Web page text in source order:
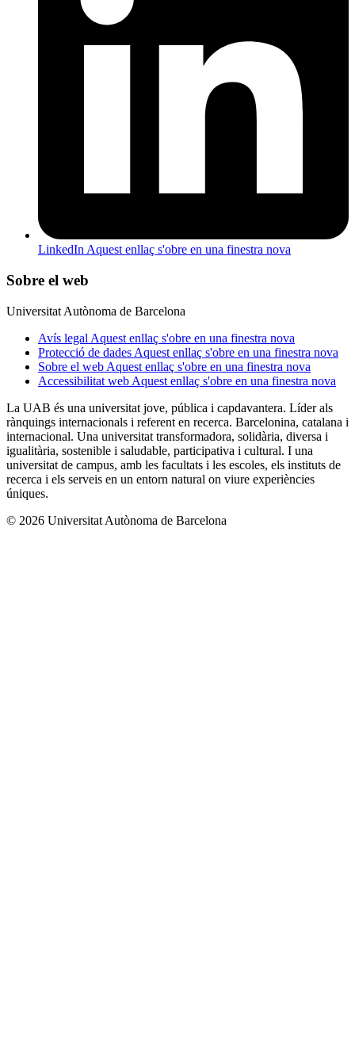
LinkedInAquest enllaç s'obre en una finestra nova
Sobre el web
Universitat Autònoma de Barcelona
Avís legal Aquest enllaç s'obre en una finestra nova
Protecció de dades Aquest enllaç s'obre en una finestra nova
Sobre el web Aquest enllaç s'obre en una finestra nova
Accessibilitat web Aquest enllaç s'obre en una finestra nova
La UAB és una universitat jove, pública i capdavantera. Líder als
rànquings internacionals i referent en recerca. Barcelonina, catalana i
internacional. Una universitat transformadora, solidària, diversa i
igualitària, sostenible i saludable, participativa i cultural. I una
universitat de campus, amb les facultats i les escoles, els instituts de
recerca i els serveis en un entorn natural on viure experiències
úniques.
© 2026 Universitat Autònoma de Barcelona